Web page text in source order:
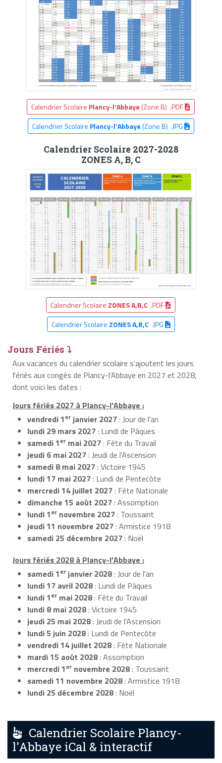
Calendrier Scolaire Plancy-l'Abbaye (Zone B) .PDF
Calendrier Scolaire Plancy-l'Abbaye(Zone B) .JPG
Calendrier Scolaire 2027-2028
ZONES A, B, C
Calendrier Scolaire ZONES A,B,C .PDF
Calendrier Scolaire ZONES A,B,C.JPG
Jours Fériés ⤵
Aux vacances du calendrier scolaire s’ajoutent les jours
fériés aux congés de Plancy-l'Abbaye en 2027 et 2028,
dont voici les dates :
Jours fériés 2027 à Plancy-l'Abbaye :
vendredi 1er janvier 2027: Jour de l'an
lundi 29 mars 2027: Lundi de Pâques
samedi 1er mai 2027: Fête du Travail
jeudi 6 mai 2027: Jeudi de l'Ascension
samedi 8 mai 2027: Victoire 1945
lundi 17 mai 2027: Lundi de Pentecôte
mercredi 14 juillet 2027: Fête Nationale
dimanche 15 août 2027: Assomption
lundi 1er novembre 2027: Toussaint
jeudi 11 novembre 2027: Armistice 1918
samedi 25 décembre 2027: Noël
Jours fériés 2028 à Plancy-l'Abbaye :
samedi 1er janvier 2028: Jour de l'an
lundi 17 avril 2028: Lundi de Pâques
lundi 1er mai 2028: Fête du Travail
lundi 8 mai 2028: Victoire 1945
jeudi 25 mai 2028: Jeudi de l'Ascension
lundi 5 juin 2028: Lundi de Pentecôte
vendredi 14 juillet 2028: Fête Nationale
mardi 15 août 2028: Assomption
mercredi 1er novembre 2028: Toussaint
samedi 11 novembre 2028: Armistice 1918
lundi 25 décembre 2028: Noël
Calendrier Scolaire Plancy-
l'Abbaye iCal & interactif